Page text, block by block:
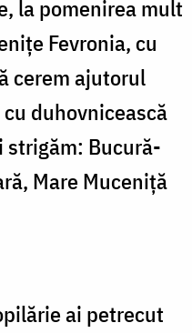
la pomenirea mult
Fevronia, cu
cerem ajutorul
duhovnicească
Bucură-
Mare Muceniţă
ai petrecut